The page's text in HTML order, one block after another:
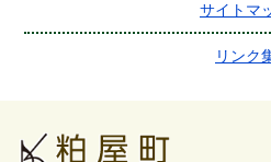
サイトマ
リンク